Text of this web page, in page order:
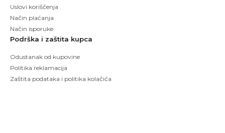
Uslovi koriščenja
Način plaćanja
Način isporuke
Podrška i zaštita kupca
Odustanak od kupovine
Politika reklamacija
Zaštita podataka i politika kolačića